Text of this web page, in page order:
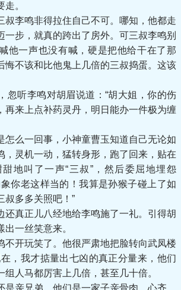
。
李鸣非得拉住自己不可。哪知，他都走
一步，就真的跨出了房外。可三叔李鸣别
他一声也没有喊，硬是把他给干在了那
悔不该和比他鬼上几倍的三叔捣蛋。这该
听李鸣对胡眉说道：“胡大姐，你的伤
再来上点补药灵丹，明日能办一件极为缠
么一回事，小神童曹玉知道自己无论如
，灵机一动，猛转身形，跑了回来，贴在
地叫了一声“三叔”，然后委屈地埋怨
你老这样当的！我算是孙猴子碰上了如
叔多多关照吧！”
真正儿八经地给李鸣施了一礼。引得胡
出一丝笑意来。
开玩笑了。他很严肃地把脸转向武凤楼
，我才掂量出七凶的真正分量来，他们
组人马都厉害上几倍，甚至几十倍。
亲兄弟，他们是一家子亲骨肉，心齐，